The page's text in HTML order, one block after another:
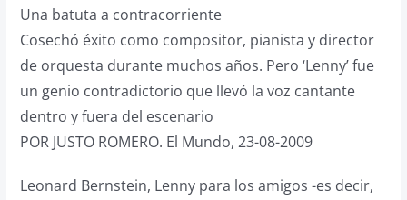
Una batuta a contracorriente
Cosechó éxito como compositor, pianista y director
de orquesta durante muchos años. Pero ‘Lenny’ fue
un genio contradictorio que llevó la voz cantante
dentro y fuera del escenario
POR JUSTO ROMERO. El Mundo, 23-08-2009
Leonard Bernstein, Lenny para los amigos -es decir,